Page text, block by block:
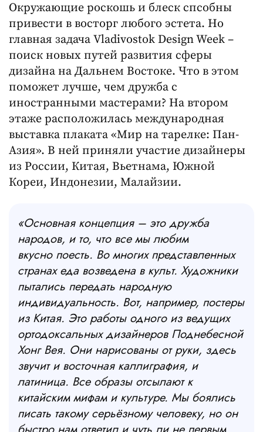
Окружающие роскошь и блеск спсобны
привести в восторг любого эстета. Но
главная задача Vladivostok Design Week –
поиск новых путей развития сферы
дизайна на Дальнем Востоке. Что в этом
поможет лучше, чем дружба с
иностранными мастерами? На втором
этаже расположилась международная
выставка плаката «Мир на тарелке: Пан-
Азия». В ней приняли участие дизайнеры
из России, Китая, Вьетнама, Южной
Кореи, Индонезии, Малайзии.
«Основная концепция – это дружба
народов, и то, что все мы любим
вкусно поесть. Во многих представленных
странах еда возведена в культ. Художники
пытались передать народную
индивидуальность. Вот, например, постеры
из Китая. Это работы одного из ведущих
ортодоксальных дизайнеров Поднебесной
Хонг Вея. Они нарисованы от руки, здесь
звучит и восточная каллиграфия, и
латиница. Все образы отсылают к
китайским мифам и культуре. Мы боялись
писать такому серьёзному человеку, но он